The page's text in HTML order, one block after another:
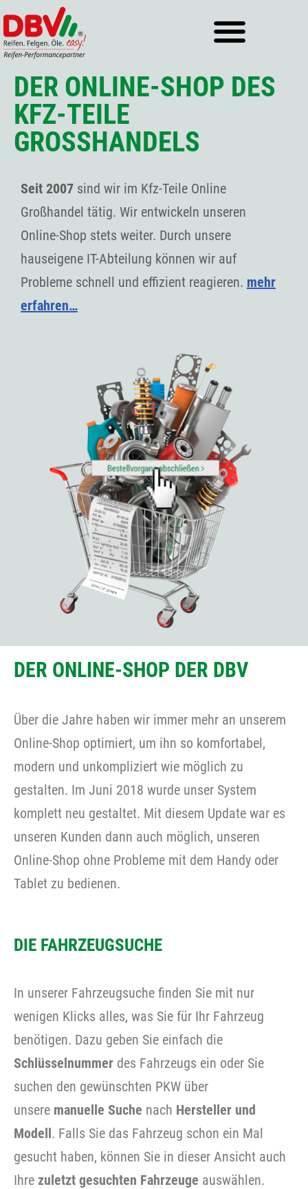
Zum
Inhalt
DER ONLINE-SHOP DES
KFZ-TEILE
GROSSHANDELS
Seit 2007 sind wir im Kfz-Teile Online
Großhandel tätig. Wir entwickeln unseren
Online-Shop stets weiter. Durch unsere
hauseigene IT-Abteilung können wir auf
Probleme schnell und effizient reagieren. mehr
erfahren…
DER ONLINE-SHOP DER DBV
Über die Jahre haben wir immer mehr an unserem
Online-Shop optimiert, um ihn so komfortabel,
modern und unkompliziert wie möglich zu
gestalten. Im Juni 2018 wurde unser System
komplett neu gestaltet. Mit diesem Update war es
unseren Kunden dann auch möglich, unseren
Online-Shop ohne Probleme mit dem Handy oder
Tablet zu bedienen.
DIE FAHRZEUGSUCHE
In unserer Fahrzeugsuche finden Sie mit nur
wenigen Klicks alles, was Sie für Ihr Fahrzeug
benötigen. Dazu geben Sie einfach die
Schlüsselnummer des Fahrzeugs ein oder Sie
suchen den gewünschten PKW über
unsere manuelle Suche nach Hersteller und
Modell. Falls Sie das Fahrzeug schon ein Mal
gesucht haben, können Sie in dieser Ansicht auch
Ihre zuletzt gesuchten Fahrzeuge auswählen.